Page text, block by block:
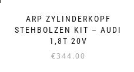
ARP ZYLINDERKOPF
STEHBOLZEN KIT – AUDI
1,8T 20V
€344.00